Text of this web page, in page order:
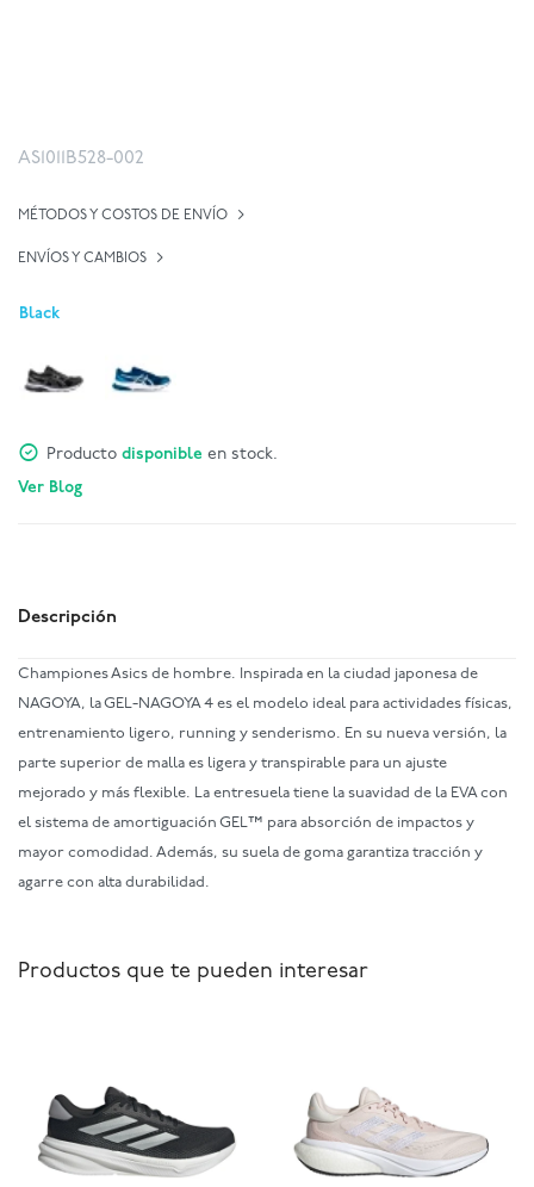
AS1011B528-002
MÉTODOS Y COSTOS DE ENVÍO
ENVÍOS Y CAMBIOS
Black
Producto disponible en stock.
Ver Blog
Descripción
Championes Asics de hombre. Inspirada en la ciudad japonesa de
NAGOYA, la GEL-NAGOYA 4 es el modelo ideal para actividades físicas,
entrenamiento ligero, running y senderismo. En su nueva versión, la
parte superior de malla es ligera y transpirable para un ajuste
mejorado y más flexible. La entresuela tiene la suavidad de la EVA con
el sistema de amortiguación GEL™ para absorción de impactos y
mayor comodidad. Además, su suela de goma garantiza tracción y
agarre con alta durabilidad.
Productos que te pueden interesar